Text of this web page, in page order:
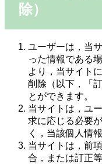
除）
ユーザーは，当
った情報である
より，当サイト
削除（以下，「
とができます。
当サイトは，ユ
求に応じる必要
く，当該個人情
当サイトは，前
合，または訂正